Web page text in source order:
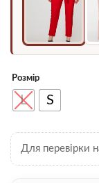
Розмір
L S
Для перевірки